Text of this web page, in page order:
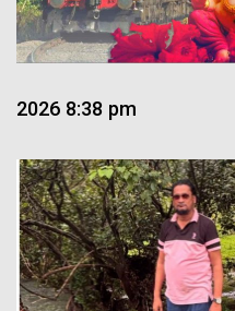
2026 8:38 pm